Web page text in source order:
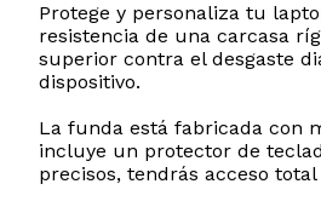
Protege y personaliza tu
resistencia de una carcasa
superior contra el desgaste
dispositivo.
La funda está fabricada con
incluye un protector de
precisos, tendrás acceso